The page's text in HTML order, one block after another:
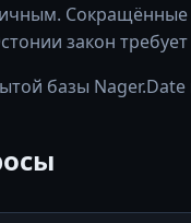
закон
базы